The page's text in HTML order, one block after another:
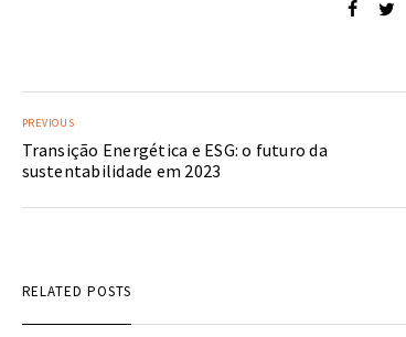
PREVIOUS
Transição Energética e ESG: o futuro da
sustentabilidade em 2023
RELATED POSTS